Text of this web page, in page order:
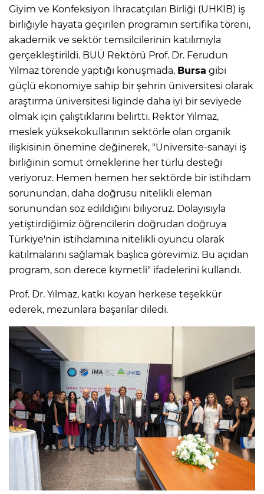
Giyim ve Konfeksiyon İhracatçıları Birliği (UHKİB) iş
birliğiyle hayata geçirilen programın sertifika töreni,
akademik ve sektör temsilcilerinin katılımıyla
gerçekleştirildi. BUÜ Rektörü Prof. Dr. Ferudun
Yılmaz törende yaptığı konuşmada, Bursa gibi
güçlü ekonomiye sahip bir şehrin üniversitesi olarak
araştırma üniversitesi liginde daha iyi bir seviyede
olmak için çalıştıklarını belirtti. Rektör Yılmaz,
meslek yüksekokullarının sektörle olan organik
ilişkisinin önemine değinerek, "Üniversite-sanayi iş
birliğinin somut örneklerine her türlü desteği
veriyoruz. Hemen hemen her sektörde bir istihdam
sorunundan, daha doğrusu nitelikli eleman
sorunundan söz edildiğini biliyoruz. Dolayısıyla
yetiştirdiğimiz öğrencilerin doğrudan doğruya
Türkiye'nin istihdamına nitelikli oyuncu olarak
katılmalarını sağlamak başlıca görevimiz. Bu açıdan
program, son derece kıymetli" ifadelerini kullandı.
Prof. Dr. Yılmaz, katkı koyan herkese teşekkür
ederek, mezunlara başarılar diledi.